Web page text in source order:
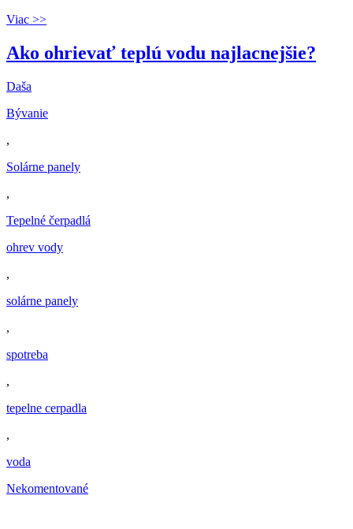
Viac >>
Ako ohrievať teplú vodu najlacnejšie?
Daša
Bývanie
,
Solárne panely
,
Tepelné čerpadlá
ohrev vody
,
solárne panely
,
spotreba
,
tepelne cerpadla
,
voda
Nekomentované